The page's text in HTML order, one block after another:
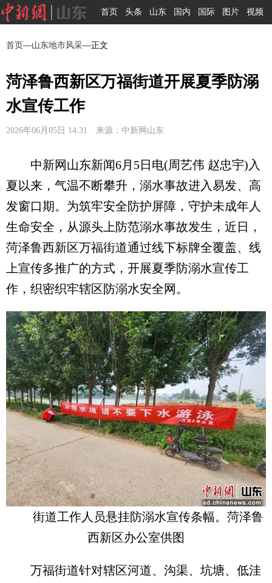
首页 头条 山东 国内 国际 图片 视频
首页—山东地市风采—正文
菏泽鲁西新区万福街道开展夏季防溺
水宣传工作
2026年06月05日 14:31 来源：中新网山东
中新网山东新闻6月5日电(周艺伟 赵忠宇)入
夏以来，气温不断攀升，溺水事故进入易发、高
发窗口期。为筑牢安全防护屏障，守护未成年人
生命安全，从源头上防范溺水事故发生，近日，
菏泽鲁西新区万福街道通过线下标牌全覆盖、线
上宣传多推广的方式，开展夏季防溺水宣传工
作，织密织牢辖区防溺水安全网。
街道工作人员悬挂防溺水宣传条幅。菏泽鲁
西新区办公室供图
万福街道针对辖区河道、沟渠、坑塘、低洼